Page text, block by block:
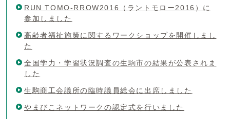
RUN TOMO-RROW2016（ラントモロー2016）に
参加しました
高齢者福祉施策に関するワークショップを開催しまし
た
全国学力・学習状況調査の生駒市の結果が公表されま
した
生駒商工会議所の臨時議員総会に出席しました
やまびこネットワークの認定式を行いました